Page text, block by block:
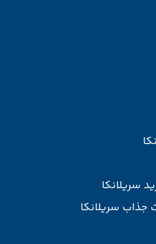
سریلانکا
جذاب سریلانکا